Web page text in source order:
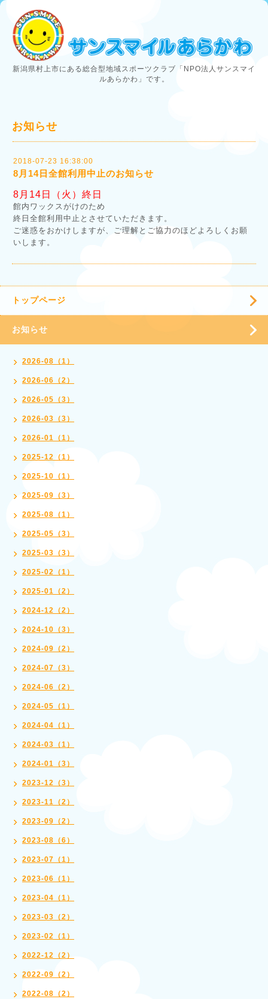
新潟県村上市にある総合型地域スポーツクラブ「NPO法人サンスマイ
ルあらかわ」です。
お知らせ
2018-07-23 16:38:00
8月14日全館利用中止のお知らせ
8月14日（火）終日
館内ワックスがけのため
終日全館利用中止とさせていただきます。
ご迷惑をおかけしますが、ご理解とご協力のほどよろしくお願
いします。
トップページ
お知らせ
2026-08（1）
2026-06（2）
2026-05（3）
2026-03（3）
2026-01（1）
2025-12（1）
2025-10（1）
2025-09（3）
2025-08（1）
2025-05（3）
2025-03（3）
2025-02（1）
2025-01（2）
2024-12（2）
2024-10（3）
2024-09（2）
2024-07（3）
2024-06（2）
2024-05（1）
2024-04（1）
2024-03（1）
2024-01（3）
2023-12（3）
2023-11（2）
2023-09（2）
2023-08（6）
2023-07（1）
2023-06（1）
2023-04（1）
2023-03（2）
2023-02（1）
2022-12（2）
2022-09（2）
2022-08（2）